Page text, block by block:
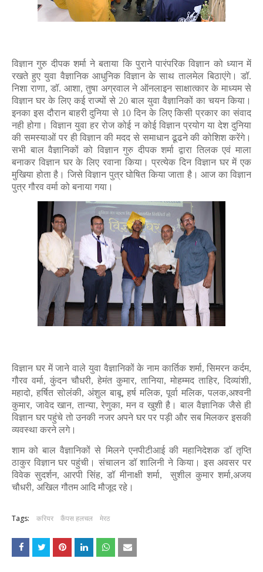
विज्ञान गुरु दीपक शर्मा ने बताया कि पुराने पारंपरिक विज्ञान को ध्यान में
रखते हुए युवा वैज्ञानिक आधुनिक विज्ञान के साथ तालमेल बिठाएंगे। डॉ.
निशा राणा, डॉ. आशा, तुषा अग्रवाल ने ऑनलाइन साक्षात्कार के माध्यम से
विज्ञान घर के लिए कई राज्यों से 20 बाल युवा वैज्ञानिकों का चयन किया।
इनका इस दौरान बाहरी दुनिया से 10 दिन के लिए किसी प्रकार का संवाद
नही होगा। विज्ञान युवा हर रोज कोई न कोई विज्ञान प्रयोग या देश दुनिया
की समस्याओं पर ही विज्ञान की मदद से समाधान ढूढने की कोशिश करेंगे।
सभी बाल वैज्ञानिकों को विज्ञान गुरु दीपक शर्मा द्वारा तिलक एवं माला
बनाकर विज्ञान घर के लिए रवाना किया। प्रत्येक दिन विज्ञान घर में एक
मुखिया होता है। जिसे विज्ञान पुत्र घोषित किया जाता है। आज का विज्ञान
पुत्र गौरव वर्मा को बनाया गया।
विज्ञान घर में जाने वाले युवा वैज्ञानिकों के नाम कार्तिक शर्मा, सिमरन कर्दम,
गौरव वर्मा, कुंदन चौधरी, हेमंत कुमार, तानिया, मोहम्मद ताहिर, दिव्यांशी,
महादो, हर्षित सोलंकी, अंशुल बाबू, हर्ष मलिक, पूर्वा मलिक, पलक,अश्वनी
कुमार, जावेद खान, तान्या, रेणुका, मन व खुशी है। बाल वैज्ञानिक जैसे ही
विज्ञान घर पहुंचे तो उनकी नजर अपने घर पर पड़ी और सब मिलकर इसकी
व्यवस्था करने लगे।
शाम को बाल वैज्ञानिकों से मिलने एनपीटीआई की महानिदेशक डॉ तृप्ति
ठाकुर विज्ञान घर पहुंची। संचालन डॉ शालिनी ने किया। इस अवसर पर
विवेक सुदर्शन, आरपी सिंह, डॉ मीनाक्षी शर्मा, सुशील कुमार शर्मा,अजय
चौधरी, अखिल गौतम आदि मौजूद रहे।
Tags: करियर कैंपस हलचल मेरठ